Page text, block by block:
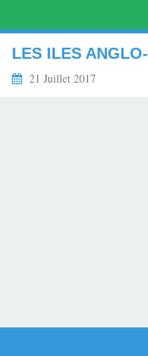
21 Juillet 2017